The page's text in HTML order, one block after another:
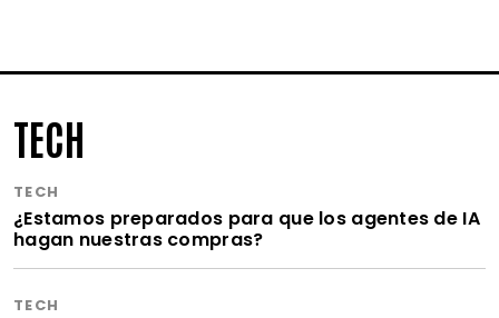
TECH
TECH
¿Estamos preparados para que los agentes de IA
hagan nuestras compras?
TECH